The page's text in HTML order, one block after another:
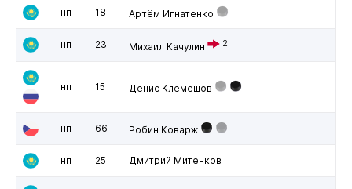
нп 18 Артём Игнатенко
нп 23 Михаил Качулин 2
нп 15 Денис Клемешов
нп 66 Робин Коварж
нп 25 Дмитрий Митенков